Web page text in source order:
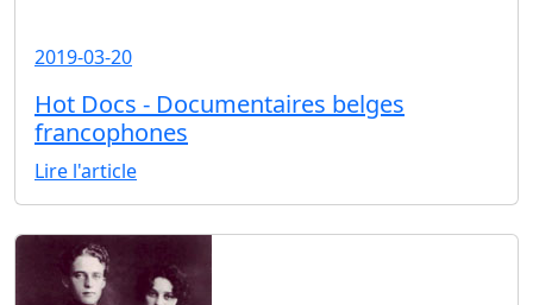
2019-03-20
Hot Docs - Documentaires belges
francophones
Lire l'article